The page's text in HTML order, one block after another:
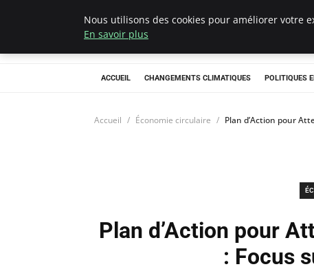
ACCUEIL CHANGEMENTS CLIMATIQUES POLITIQUES
Accueil Économie circulaire Plan d’Action pour
Plan d’Action pour
: Focus
Nous utilisons des cookies pour améliorer votre
En savoir plus